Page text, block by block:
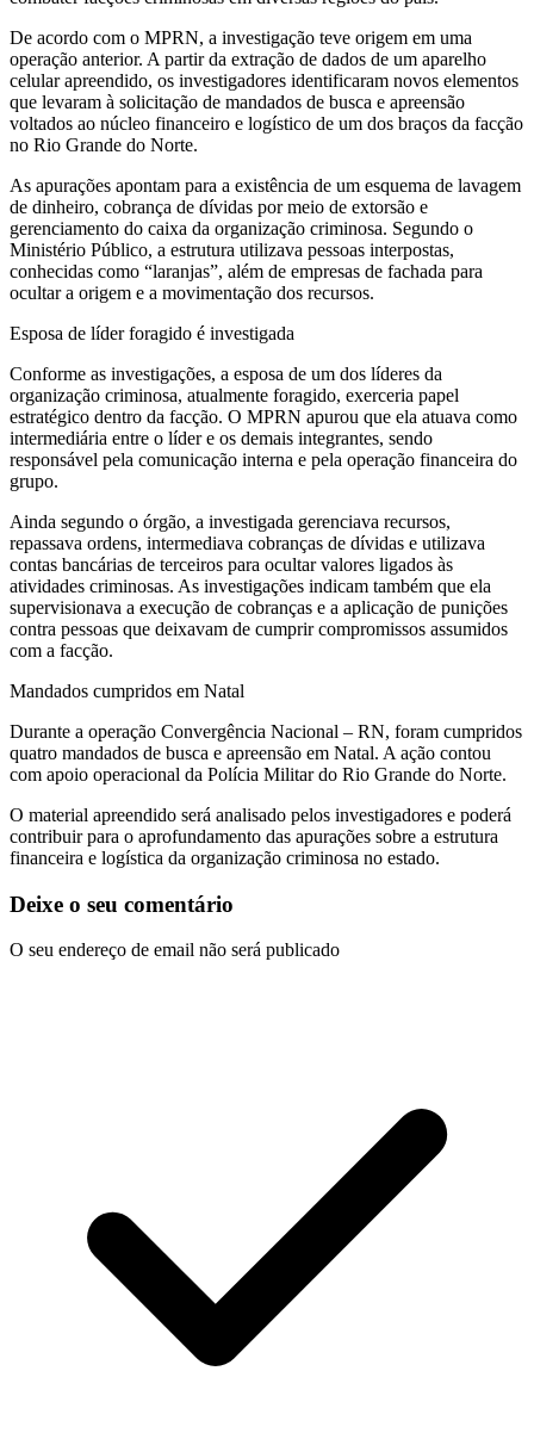
De acordo com o MPRN, a investigação teve origem em uma
operação anterior. A partir da extração de dados de um aparelho
celular apreendido, os investigadores identificaram novos elementos
que levaram à solicitação de mandados de busca e apreensão
voltados ao núcleo financeiro e logístico de um dos braços da facção
no Rio Grande do Norte.
As apurações apontam para a existência de um esquema de lavagem
de dinheiro, cobrança de dívidas por meio de extorsão e
gerenciamento do caixa da organização criminosa. Segundo o
Ministério Público, a estrutura utilizava pessoas interpostas,
conhecidas como “laranjas”, além de empresas de fachada para
ocultar a origem e a movimentação dos recursos.
Esposa de líder foragido é investigada
Conforme as investigações, a esposa de um dos líderes da
organização criminosa, atualmente foragido, exerceria papel
estratégico dentro da facção. O MPRN apurou que ela atuava como
intermediária entre o líder e os demais integrantes, sendo
responsável pela comunicação interna e pela operação financeira do
grupo.
Ainda segundo o órgão, a investigada gerenciava recursos,
repassava ordens, intermediava cobranças de dívidas e utilizava
contas bancárias de terceiros para ocultar valores ligados às
atividades criminosas. As investigações indicam também que ela
supervisionava a execução de cobranças e a aplicação de punições
contra pessoas que deixavam de cumprir compromissos assumidos
com a facção.
Mandados cumpridos em Natal
Durante a operação Convergência Nacional – RN, foram cumpridos
quatro mandados de busca e apreensão em Natal. A ação contou
com apoio operacional da Polícia Militar do Rio Grande do Norte.
O material apreendido será analisado pelos investigadores e poderá
contribuir para o aprofundamento das apurações sobre a estrutura
financeira e logística da organização criminosa no estado.
Deixe o seu comentário
O seu endereço de email não será publicado